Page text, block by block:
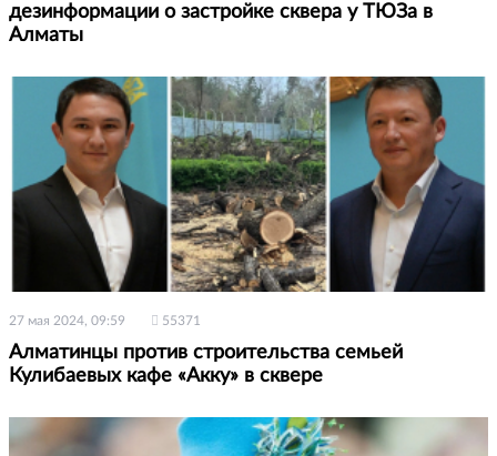
дезинформации о застройке сквера у ТЮЗа в
Алматы
27 мая 2024, 09:59 55371
Алматинцы против строительства семьей
Кулибаевых кафе «Акку» в сквере